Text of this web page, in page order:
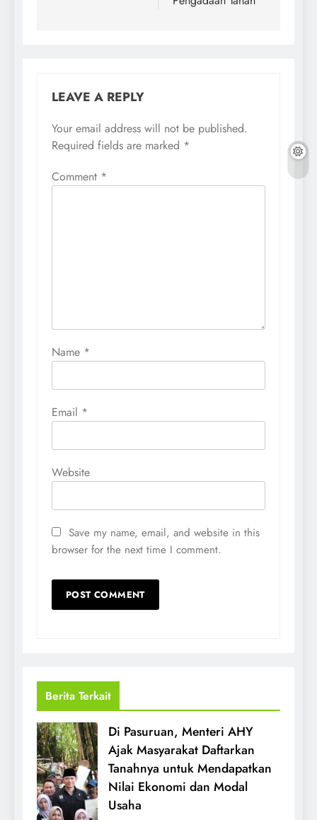
LEAVE A REPLY
Your email address will not be published.
Required fields are marked *
Comment *
Name *
Email *
Website
Save my name, email, and website in this
browser for the next time I comment.
Berita Terkait
Di Pasuruan, Menteri AHY
Ajak Masyarakat Daftarkan
Tanahnya untuk Mendapatkan
Nilai Ekonomi dan Modal
Usaha